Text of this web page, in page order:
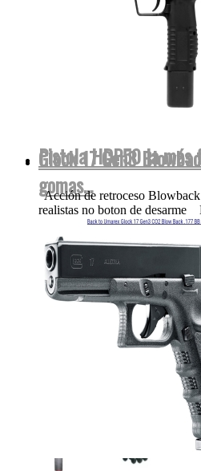
Pistola HDP50 la
gomas...
OJO NADA DE
FOGUEO ILEGAL👌 Las
for Engagement te permiten
Glock 17 Gen3
Acción de retroceso
realistas no boton de desarme